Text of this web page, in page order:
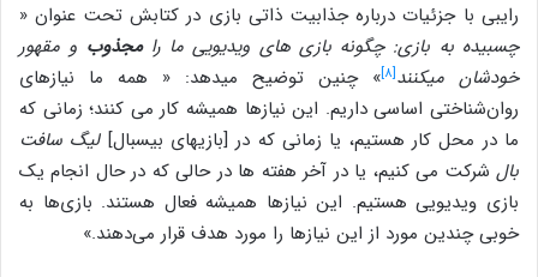
رایبی با جزئیات درباره جذابیت ذاتی بازی در کتابش تحت عنوان «
چسبیده به بازی: چگونه بازیهای ویدیویی ما رامجذوب و مقهور
خودشان میکنند[۸]
» چنین توضیح می‎دهد: « همه ما نیازهای
روان‌شناختی اساسی داریم. این نیازها همیشه کار می کنند؛ زمانی که
ما در محل کار هستیم، یا زمانی که در [بازی‎های بیسبال]
لیگ سافت
بال شرکت می کنیم، یا در آخر هفته ها در حالی که در حال انجام یک
بازی ویدیویی هستیم. این نیازها همیشه فعال هستند. بازی‌ها به
خوبی چندین مورد از این نیازها را مورد هدف قرار می‌دهند.»